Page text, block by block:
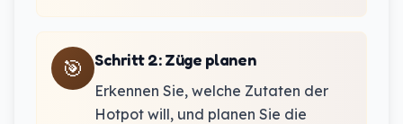
🎯 Schritt 2:Züge planen
Erkennen Sie, welche Zutaten der
Hotpot will, und planen Sie die